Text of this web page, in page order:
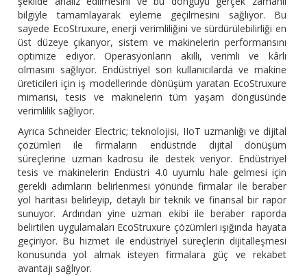
bilgiyle tamamlayarak eyleme geçilmesini sağlıyor. Bu
sayede EcoStruxure, enerji verimliliğini ve sürdürülebilirliği en
üst düzeye çıkarıyor, sistem ve makinelerin performansını
optimize ediyor. Operasyonların akıllı, verimli ve kârlı
olmasını sağlıyor. Endüstriyel son kullanıcılarda ve makine
üreticileri için iş modellerinde dönüşüm yaratan EcoStruxure
mimarisi, tesis ve makinelerin tüm yaşam döngüsünde
verimlilik sağlıyor.
Ayrıca Schneider Electric; teknolojisi, IIoT uzmanlığı ve dijital
çözümleri ile firmaların endüstride dijital dönüşüm
süreçlerine uzman kadrosu ile destek veriyor. Endüstriyel
tesis ve makinelerin Endüstri 4.0 uyumlu hale gelmesi için
gerekli adımların belirlenmesi yönünde firmalar ile beraber
yol haritası belirleyip, detaylı bir teknik ve finansal bir rapor
sunuyor. Ardından yine uzman ekibi ile beraber raporda
belirtilen uygulamaları EcoStruxure çözümleri ışığında hayata
geçiriyor. Bu hizmet ile endüstriyel süreçlerin dijitalleşmesi
konusunda yol almak isteyen firmalara güç ve rekabet
avantajı sağlıyor.